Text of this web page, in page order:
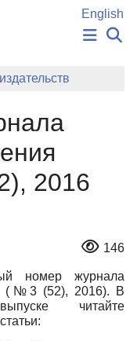
English
Вход
2016
146
номер журнала
(№3 (52), 2016). В
выпуске читайте
статьи: